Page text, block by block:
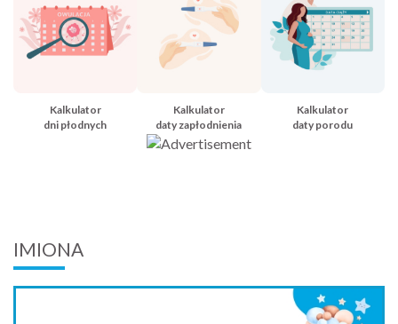
Kalkulator
dni płodnych
Kalkulator
daty zapłodnienia
Kalkulator
daty porodu
IMIONA